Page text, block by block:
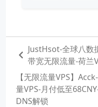
JustHsot-全球八数
带宽无限流量-荷兰
【无限流量VPS】
量VPS-月付低至
DNS解锁